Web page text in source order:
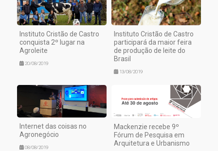
Instituto Cristão de Castro
conquista 2º lugar na
Agroleite
20/08/2019
Instituto Cristão de Castro
participará da maior feira
de produção de leite do
Brasil
13/08/2019
Internet das coisas no
Agronegócio
08/08/2019
Mackenzie recebe 9º
Fórum de Pesquisa em
Arquitetura e Urbanismo